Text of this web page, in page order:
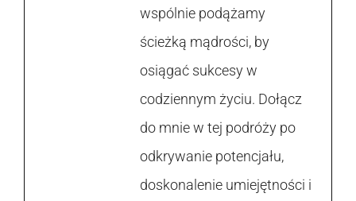
wspólnie podążamy
ścieżką mądrości, by
osiągać sukcesy w
codziennym życiu. Dołącz
do mnie w tej podróży po
odkrywanie potencjału,
doskonalenie umiejętności i